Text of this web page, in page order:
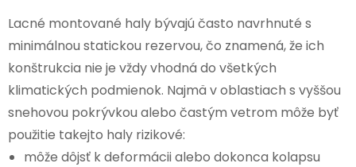
Lacné montované haly bývajú často navrhnuté s
minimálnou statickou rezervou, čo znamená, že ich
konštrukcia nie je vždy vhodná do všetkých
klimatických podmienok. Najmä v oblastiach s vyššou
snehovou pokrývkou alebo častým vetrom môže byť
použitie takejto haly rizikové:
môže dôjsť k deformácii alebo dokonca kolapsu